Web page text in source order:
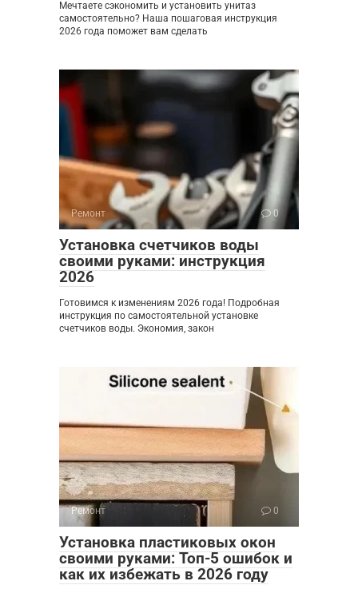
Мечтаете сэкономить и установить унитаз
самостоятельно? Наша пошаговая инструкция
2026 года поможет вам сделать
Ремонт 0
Установка счетчиков воды
своими руками: инструкция
2026
Готовимся к изменениям 2026 года! Подробная
инструкция по самостоятельной установке
счетчиков воды. Экономия, закон
Ремонт 0
Установка пластиковых окон
своими руками: Топ-5 ошибок и
как их избежать в 2026 году